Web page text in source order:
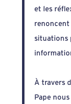
et les
renoncent
situations
À travers
Pape